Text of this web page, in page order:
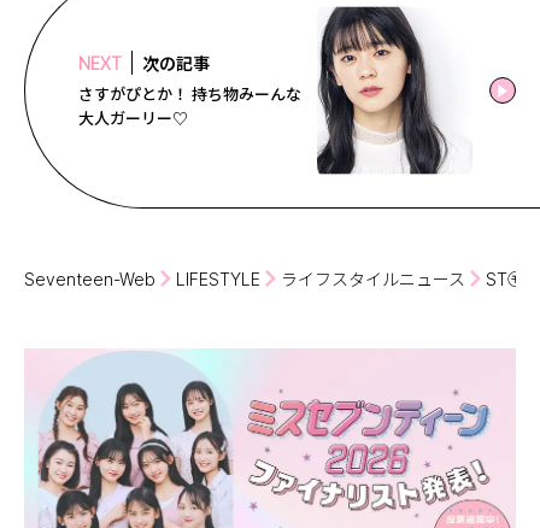
NEXT 次の記事
さすがぴとか！ 持ち物みーんな
大人ガーリー♡
Seventeen-Web LIFESTYLE ライフスタイルニュース ST㋲